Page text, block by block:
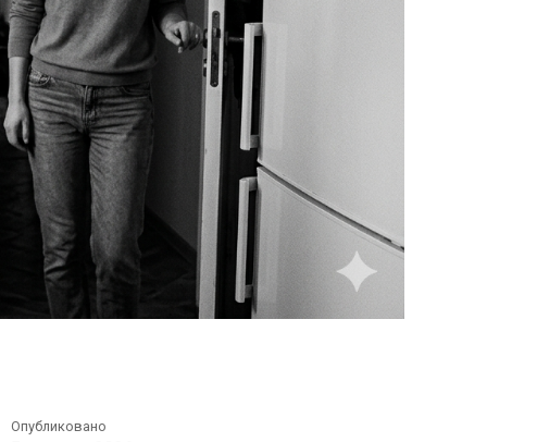
Опубликовано